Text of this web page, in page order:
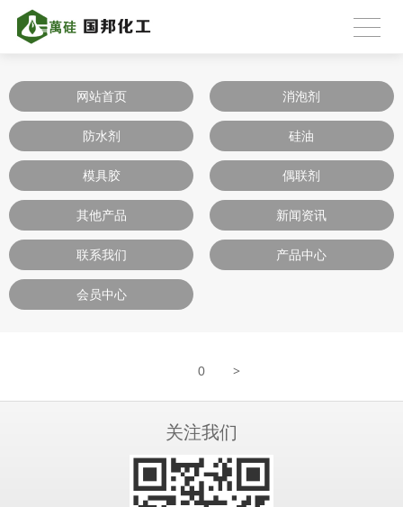
网站首页 消泡剂
防水剂 硅油
模具胶 偶联剂
其他产品 新闻资讯
联系我们 产品中心
会员中心
0 >
关注我们